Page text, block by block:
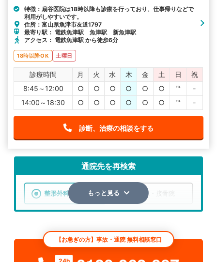
特徴：扇谷医院は18時以降も診療を行っており、仕事帰りなどで
利用がしやすいです。
住所：富山県魚津市友道1797
最寄り駅： 電鉄魚津駅 魚津駅 新魚津駅
アクセス： 電鉄魚津駅 から徒歩6分
18時以降OK 土曜日
診療時間 月 火 水 木 金 土 日
祝
8:45～12:00
○ ○ ○ ○ ○ ○ ℡
-
14:00～18:30
○ ○ ○ ○ ○ ○ ℡ -
診断、治療の相談をする
通院先を再検索
整形外科 整骨院・接骨院
検索する
もっと見る
【お急ぎの方】事故・通院 無料相談窓口